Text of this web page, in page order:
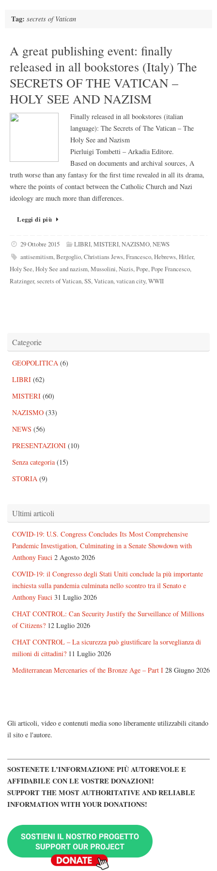
Tag: secrets of Vatican
A great publishing event: finally
released in all bookstores (Italy) The
SECRETS OF THE VATICAN –
HOLY SEE AND NAZISM
Finally released in all bookstores (italian
language): The Secrets of The Vatican – The
Holy See and Nazism
Pierluigi Tombetti – Arkadia Editore.
Based on documents and archival sources, A
truth worse than any fantasy for the first time revealed in all its drama,
where the points of contact between the Catholic Church and Nazi
ideology are much more than differences.
Leggi di più
29 Ottobre 2015 LIBRI,MISTERI,NAZISMO,NEWS
antisemitism,Bergoglio,Christians Jews,Francesco,Hebrews,Hitler,
Holy See,Holy See and nazism,Mussolini,Nazis,Pope,Pope Francesco,
Ratzinger,secrets of Vatican,SS,Vatican,vatican city,WWII
Categorie
GEOPOLITICA (6)
LIBRI (62)
MISTERI (60)
NAZISMO (33)
NEWS (56)
PRESENTAZIONI (10)
Senza categoria(15)
STORIA (9)
Ultimi articoli
COVID-19: U.S. Congress Concludes Its Most Comprehensive
Pandemic Investigation, Culminating in a Senate Showdown with
Anthony Fauci 2 Agosto 2026
COVID-19: il Congresso degli Stati Uniti conclude la più importante
inchiesta sulla pandemia culminata nello scontro tra il Senato e
Anthony Fauci 31 Luglio 2026
CHAT CONTROL: Can Security Justify the Surveillance of Millions
of Citizens? 12 Luglio 2026
CHAT CONTROL – La sicurezza può giustificare la sorveglianza di
milioni di cittadini? 11 Luglio 2026
Mediterranean Mercenaries of the Bronze Age – Part I 28 Giugno 2026
Gli articoli, video e contenuti media sono liberamente utilizzabili citando
il sito e l'autore.
SOSTENETE L’INFORMAZIONE PIÙ AUTOREVOLE E
AFFIDABILE CON LE VOSTRE DONAZIONI!
SUPPORT THE MOST AUTHORITATIVE AND RELIABLE
INFORMATION WITH YOUR DONATIONS!